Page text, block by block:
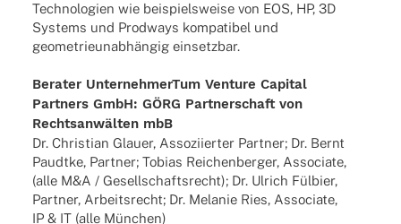
Tech­no­lo­gien wie beispiels­weise von EOS, HP, 3D
Systems und Prod­ways kompa­ti­bel und
geome­trie­un­ab­hän­gig einsetzbar.
Bera­ter Unter­neh­mer­Tum Venture Capi­tal
Part­ners GmbH: GÖRG Part­ner­schaft von
Rechts­an­wäl­ten mbB
Dr. Chris­tian Glauer, Asso­zi­ier­ter Part­ner; Dr. Bernt
Paudtke, Part­ner; Tobias Reichen­ber­ger, Asso­ciate,
(alle M&A / Gesell­schafts­recht); Dr. Ulrich Fülbier,
Part­ner, Arbeits­recht; Dr. Mela­nie Ries, Asso­ciate,
IP & IT (alle München)